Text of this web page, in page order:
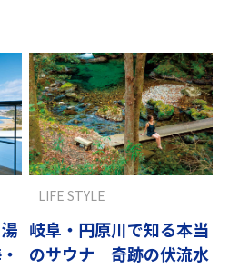
岐阜・円原川で知る本当
のサウナ 奇跡の伏流水
LIFE STYLE